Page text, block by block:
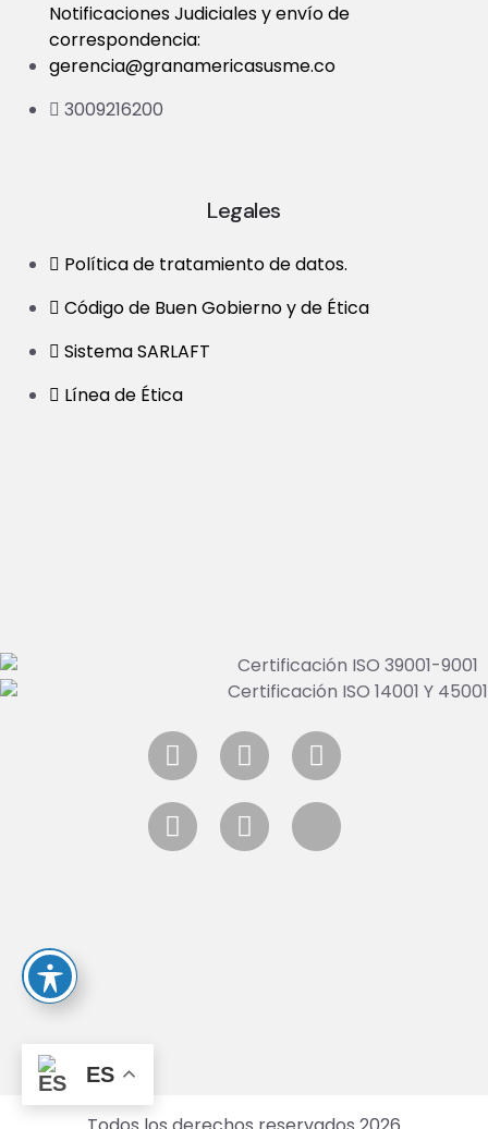
Notificaciones Judiciales y envío de
correspondencia:
gerencia@granamericasusme.co
3009216200
Legales
Política de tratamiento de datos.
Código de Buen Gobierno y de Ética
Sistema SARLAFT
Línea de Ética
ES